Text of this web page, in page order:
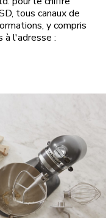
tous canaux de
y compris
à l'adresse :